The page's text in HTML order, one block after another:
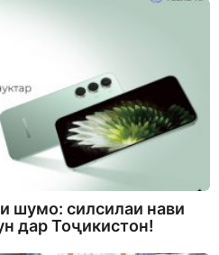
шумо: силсилаи нави
дар Тоҷикистон!